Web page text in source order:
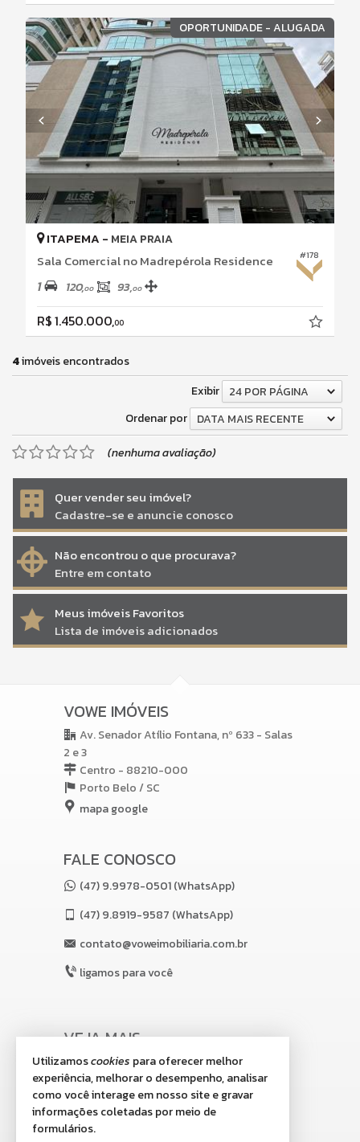
OPORTUNIDADE - ALUGADA
#178
ITAPEMA - MEIA PRAIA
Sala Comercial no Madrepérola Residence
1 120,00 93,00
R$ 1.450.000,00
4imóveis encontrados
Exibir
24 POR PÁGINA
Ordenar por
DATA MAIS RECENTE
(nenhuma avaliação)
Quer vender seu imóvel?
Cadastre-se e anuncie conosco
Não encontrou o que procurava?
Entre em contato
Meus imóveis Favoritos
Lista de imóveis adicionados
VOWE IMÓVEIS
Av. Senador Atílio Fontana, nº 633 - Salas
2 e 3
Centro - 88210-000
Porto Belo /SC
mapa google
FALE CONOSCO
(47) 9.9978-0501 (WhatsApp)
(47)9.8919-9587 (WhatsApp)
contato@voweimobiliaria.com.br
ligamos para você
VEJA MAIS
receba nosso newsletter
indicadores financeiros
cadastre seu imóvel
Utilizamoscookies para oferecer melhor
experiência, melhorar o desempenho, analisar
como você interage em nosso site e gravar
informações coletadas por meio de
formulários.